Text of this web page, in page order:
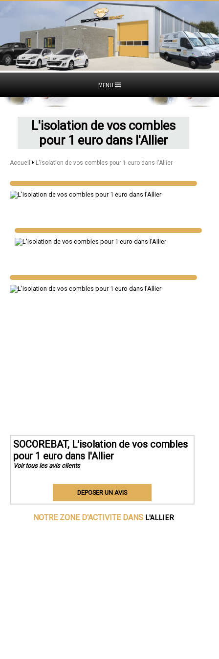
MENU
L'isolation de vos combles
pour 1 euro dans l'Allier
Accueil L'isolation de vos combles pour 1 euro dans l'Allier
SOCOREBAT, L'isolation de vos combles
pour 1 euro dans l'Allier
Voir tous les avis clients
DEPOSER UN AVIS
NOTRE ZONE D'ACTIVITE DANS L'ALLIER